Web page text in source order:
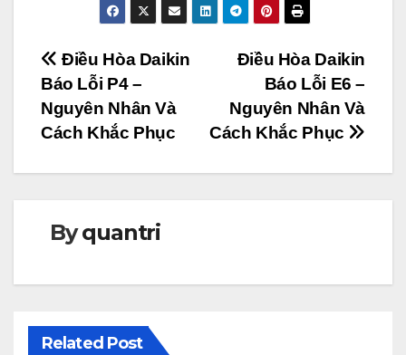
Điều
hướng
bài
viết
Điều Hòa Daikin
Báo Lỗi E6 –
Nguyên Nhân Và
Cách Khắc Phục
Điều Hòa Daikin
Báo Lỗi P4 –
Nguyên Nhân Và
Cách Khắc Phục
Byquantri
Related Post